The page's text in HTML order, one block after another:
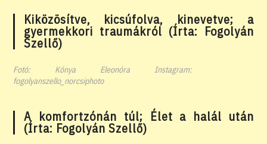
Kiközösítve, kicsúfolva, kinevetve; a
gyermekkori traumákról (Írta: Fogolyán
Szellő)
Fotó: Kónya Eleonóra Instagram:
fogolyanszello_norcsiphoto
A komfortzónán túl; Élet a halál után
(Írta: Fogolyán Szellő)